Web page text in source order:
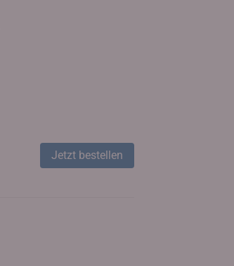
Jetzt bestellen